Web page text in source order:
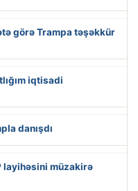
görə Trampa təşəkkür
iqtisadi
danışdı
layihəsini müzakirə